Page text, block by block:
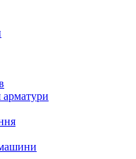
арматури